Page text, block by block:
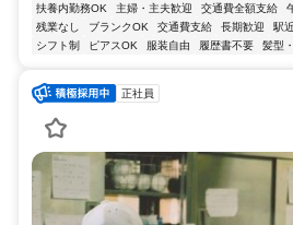
扶養内勤務OK 主婦・主夫歓迎 交通費全額支給
残業なし
ブランクOK 交通費支給 長期歓迎 駅
シフト制
ピアスOK 服装自由 履歴書不要 髪型
正社員